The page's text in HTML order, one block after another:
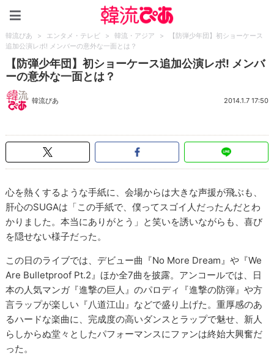
韓流ぴあ > エンタメ・テレビ > 韓流・アジア >
【防弾少年団】初ショーケース
追加公演レポ! メンバーの意外な一面とは？
【防弾少年団】初ショーケース追加公演レポ! メンバ
ーの意外な一面とは？
韓流ぴあ 2014.1.7 17:50
心を熱くするような手紙に、会場からは大きな声援が飛ぶも、
肝心のSUGAは「この手紙で、僕ってスゴイ人だったんだとわ
かりました。本当にありがとう」と笑いを誘いながらも、喜び
を隠せない様子だった。
この日のライブでは、デビュー曲『No More Dream』や『We
Are Bulletproof Pt.2』ほか全7曲を披露。アンコールでは、日
本の人気マンガ『進撃の巨人』のパロディ『進撃の防弾』や方
言ラップが楽しい『八道江山』などで盛り上げた。重厚感のあ
るハードな楽曲に、完成度の高いダンスとラップで魅せ、新人
らしからぬ堂々としたパフォーマンスにファンは終始大興奮だ
った。